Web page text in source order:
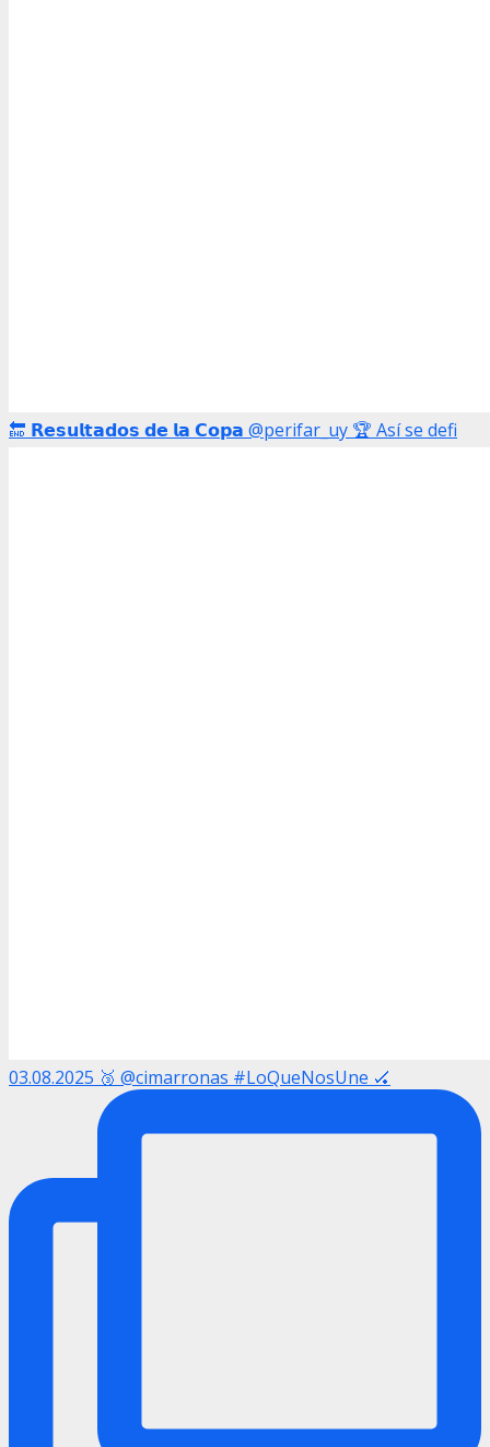
🔚 𝗥𝗲𝘀𝘂𝗹𝘁𝗮𝗱𝗼𝘀 𝗱𝗲 𝗹𝗮 𝗖𝗼𝗽𝗮 @perifar_uy 🏆 Así se defi
03.08.2025 🥉 @cimarronas #LoQueNosUne 🏑